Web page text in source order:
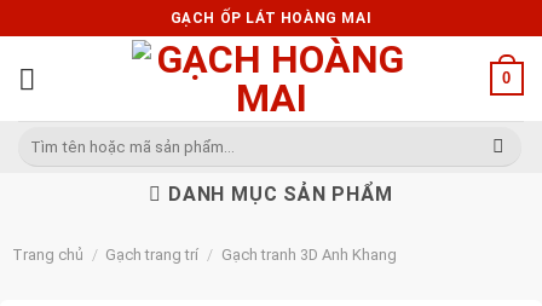
to
content
GẠCH ỐP LÁT HOÀNG MAI
0
Tìm
DANH MỤC SẢN PHẨM
Trang chủ / Gạch trang trí / Gạch tranh 3D Anh Khang